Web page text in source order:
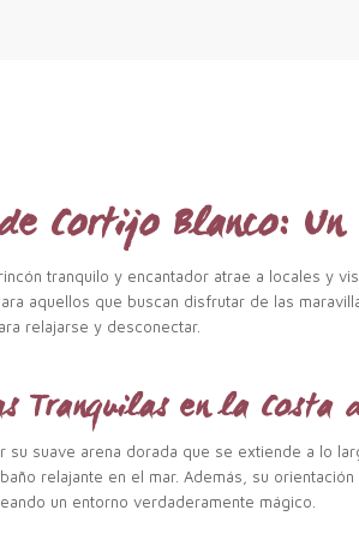
Cortijo Blanco:
tranquilo y encantador atrae a locales y
aquellos que buscan disfrutar de las
relajarse y desconectar.
Tranquilas en la Costa
su suave arena dorada que se extiende a lo
relajante en el mar. Además, su
un entorno verdaderamente mágico.